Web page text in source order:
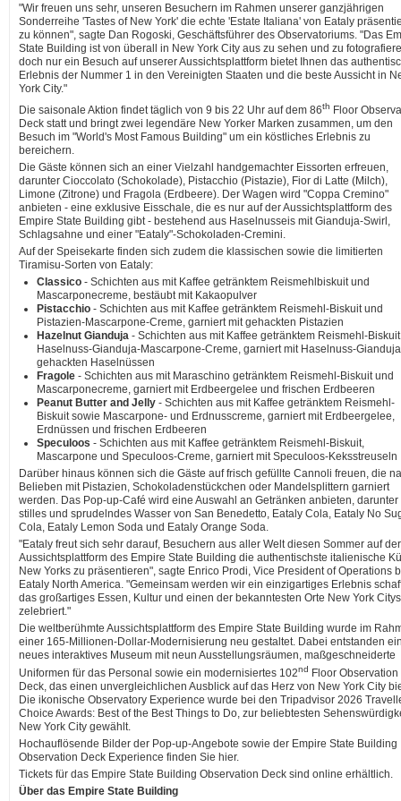
"Wir freuen uns sehr, unseren Besuchern im Rahmen unserer ganzjährigen
Sonderreihe 'Tastes of New York' die echte 'Estate Italiana' von Eataly
zu können", sagte Dan Rogoski, Geschäftsführer des Observatoriums. "Das
State Building ist von überall in New York City aus zu sehen und zu
doch nur ein Besuch auf unserer Aussichtsplattform bietet Ihnen das
Erlebnis der Nummer 1 in den Vereinigten Staaten und die beste Aussicht in
York City."
Die saisonale Aktion findet täglich von 9 bis 22 Uhr auf dem 86th Floor
Deck statt und bringt zwei legendäre New Yorker Marken zusammen, um den
Besuch im "World's Most Famous Building" um ein köstliches Erlebnis zu
bereichern.
Die Gäste können sich an einer Vielzahl handgemachter Eissorten erfreuen,
darunter Cioccolato (Schokolade), Pistacchio (Pistazie), Fior di Latte (Milch),
Limone (Zitrone) und Fragola (Erdbeere). Der Wagen wird "Coppa Cremino"
anbieten - eine exklusive Eisschale, die es nur auf der Aussichtsplattform des
Empire State Building gibt - bestehend aus Haselnusseis mit Gianduja-Swirl,
Schlagsahne und einer "Eataly"-Schokoladen-Cremini.
Auf der Speisekarte finden sich zudem die klassischen sowie die limitierten
Tiramisu-Sorten von Eataly:
Classico - Schichten aus mit Kaffee getränktem Reismehlbiskuit und
Mascarponecreme, bestäubt mit Kakaopulver
Pistacchio - Schichten aus mit Kaffee getränktem Reismehl-Biskuit und
Pistazien-Mascarpone-Creme, garniert mit gehackten Pistazien
Hazelnut Gianduja - Schichten aus mit Kaffee getränktem Reismehl-
Haselnuss-Gianduja-Mascarpone-Creme, garniert mit Haselnuss-
gehackten Haselnüssen
Fragole - Schichten aus mit Maraschino getränktem Reismehl-Biskuit und
Mascarponecreme, garniert mit Erdbeergelee und frischen Erdbeeren
Peanut Butter and Jelly - Schichten aus mit Kaffee getränktem Reismehl-
Biskuit sowie Mascarpone- und Erdnusscreme, garniert mit Erdbeergelee,
Erdnüssen und frischen Erdbeeren
Speculoos - Schichten aus mit Kaffee getränktem Reismehl-Biskuit,
Mascarpone und Speculoos-Creme, garniert mit Speculoos-Keksstreuseln
Darüber hinaus können sich die Gäste auf frisch gefüllte Cannoli freuen, die
Belieben mit Pistazien, Schokoladenstückchen oder Mandelsplittern garniert
werden. Das Pop-up-Café wird eine Auswahl an Getränken anbieten, darunter
stilles und sprudelndes Wasser von San Benedetto, Eataly Cola, Eataly No
Cola, Eataly Lemon Soda und Eataly Orange Soda.
"Eataly freut sich sehr darauf, Besuchern aus aller Welt diesen Sommer auf der
Aussichtsplattform des Empire State Building die authentischste italienische
New Yorks zu präsentieren", sagte Enrico Prodi, Vice President of Operations
Eataly North America. "Gemeinsam werden wir ein einzigartiges Erlebnis
das großartiges Essen, Kultur und einen der bekanntesten Orte New York Citys
zelebriert."
Die weltberühmte Aussichtsplattform des Empire State Building wurde im
einer 165-Millionen-Dollar-Modernisierung neu gestaltet. Dabei entstanden
neues interaktives Museum mit neun Ausstellungsräumen, maßgeschneiderte
Uniformen für das Personal sowie ein modernisiertes 102nd
Floor Observation
Deck, das einen unvergleichlichen Ausblick auf das Herz von New York City
Die ikonische Observatory Experience wurde bei den Tripadvisor 2026
Choice Awards: Best of the Best Things to Do, zur beliebtesten
New York City gewählt.
Hochauflösende Bilder der Pop-up-Angebote sowie der Empire State Building
Observation Deck Experience finden Sie hier.
Tickets für das Empire State Building Observation Deck sind online erhältlich.
Über das Empire State Building